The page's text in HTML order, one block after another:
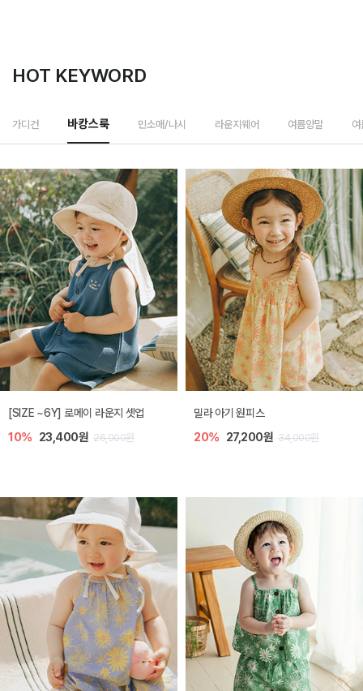
HOT KEYWORD
가디건 바캉스룩 민소매/나시 라운지웨어 여름양말
엘리오 아기 블라우스
20% 21,600원 27,000원
엘로디 니트 아기 뷔스티에
20% 21,600원 27,000원